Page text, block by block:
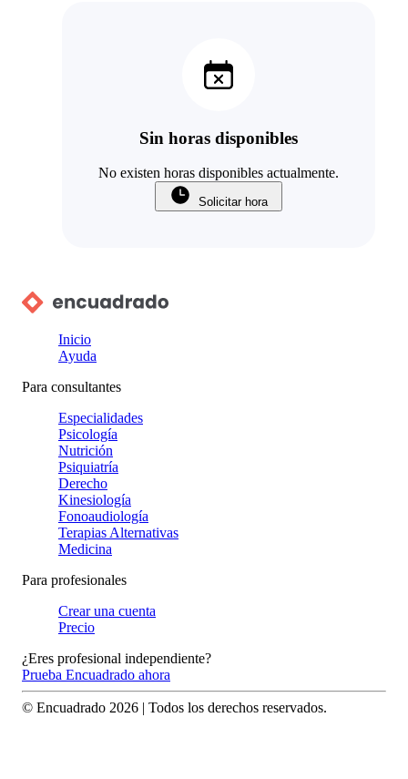
Sin horas disponibles
No existen horas disponibles actualmente.
Solicitar hora
Inicio
Ayuda
Para consultantes
Especialidades
Psicología
Nutrición
Psiquiatría
Derecho
Kinesiología
Fonoaudiología
Terapias Alternativas
Medicina
Para profesionales
Crear una cuenta
Precio
¿Eres profesional independiente?
Prueba Encuadrado ahora
© Encuadrado 2026 | Todos los derechos reservados.